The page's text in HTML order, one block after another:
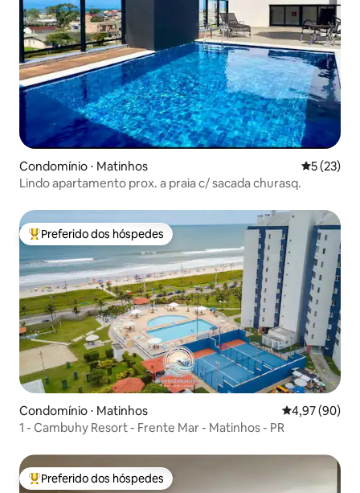
Condomínio ⋅ Matinhos 5 de uma
5 (23)
Lindo apartamento prox. a praia c/ sacada churasq.
Entre os melhores preferidos dos hóspedes
Preferido dos hóspedes
Condomínio ⋅ Matinhos 4,97 de uma
4,97 (90)
1 - Cambuhy Resort - Frente Mar - Matinhos - PR
Entre os melhores preferidos dos hóspedes
Preferido dos hóspedes